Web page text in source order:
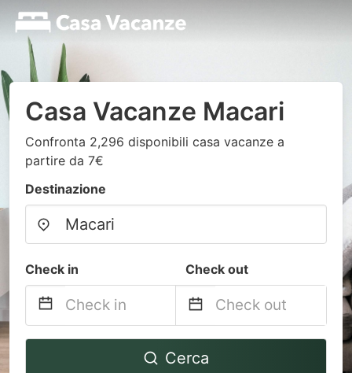
Casa Vacanze Macari
Confronta 2,296 disponibili casa vacanze a
partire da 7€
Destinazione
Check in Check out
Navigate
Navigate
Cerca